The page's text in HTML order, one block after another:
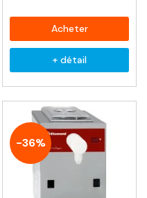
Acheter
+ détail
-36%